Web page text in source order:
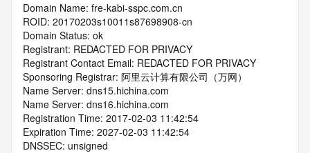
Domain Name: fre-kabi-sspc.com.cn
ROID: 20170203s10011s87698908-cn
Domain Status: ok
Registrant: REDACTED FOR PRIVACY
Registrant Contact Email: REDACTED FOR PRIVACY
Sponsoring Registrar: 阿里云计算有限公司（万网）
Name Server: dns15.hichina.com
Name Server: dns16.hichina.com
Registration Time: 2017-02-03 11:42:54
Expiration Time: 2027-02-03 11:42:54
DNSSEC: unsigned